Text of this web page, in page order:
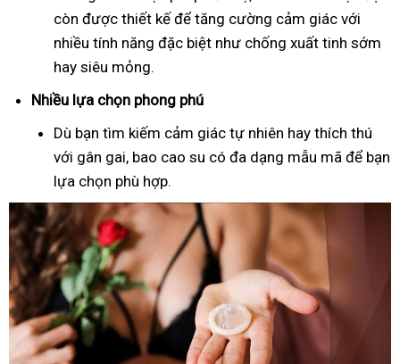
còn được thiết kế để tăng cường cảm giác với
nhiều tính năng đặc biệt như chống xuất tinh sớm
hay siêu mỏng.
Nhiều lựa chọn phong phú
Dù bạn tìm kiếm cảm giác tự nhiên hay thích thú
với gân gai, bao cao su có đa dạng mẫu mã để bạn
lựa chọn phù hợp.